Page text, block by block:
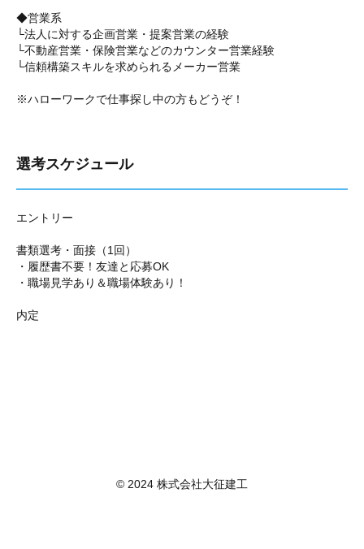
◆営業系
└法人に対する企画営業・提案営業の経験
└不動産営業・保険営業などのカウンター営業経験
└信頼構築スキルを求められるメーカー営業
※ハローワークで仕事探し中の方もどうぞ！
選考スケジュール
エントリー
書類選考・面接（1回）
・履歴書不要！友達と応募OK
・職場見学あり＆職場体験あり！
内定
© 2024 株式会社大征建工